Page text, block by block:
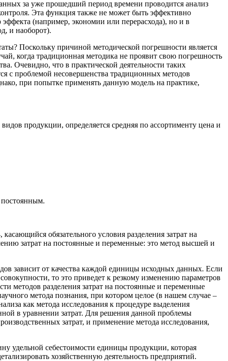
за уже прошедший период времени проводится анализ
Эта функция также не может быть эффективно
эффекта (например, экономии или перерасхода), но и в
и наоборот).
Поскольку причиной методической погрешности является
когда традиционная методика не проявит свою погрешность
Очевидно, что в практической деятельности таких
с проблемой несовершенства традиционных методов
при попытке применять данную модель на практике,
продукции, определяется средняя по ассортименту цена и
постоянным.
обязательного условия разделения затрат на
затрат на постоянные и переменные: это метод высшей и
зависит от качества каждой единицы исходных данных. Если
то это приведет к резкому изменению параметров
методов разделения затрат на постоянные и переменные
метода познания, при котором целое (в нашем случае –
как метода исследования к процедуре выделения
в уравнении затрат. Для решения данной проблемы
затрат, и применение метода исследования,
удельной себестоимости единицы продукции, которая
хозяйственную деятельность предприятий.